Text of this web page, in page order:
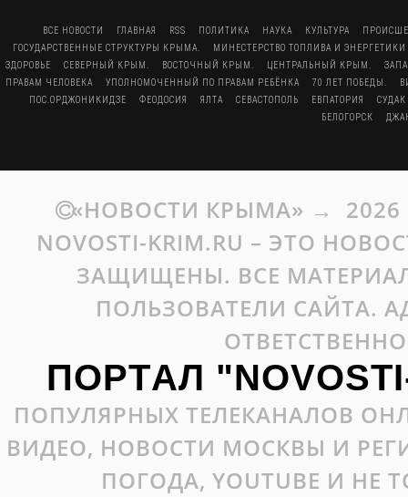
ВСЕ НОВОСТИ ГЛАВНАЯ RSS ПОЛИТИКА НАУКА КУЛЬТУРА
ГОСУДАРСТВЕННЫЕ СТРУКТУРЫ КРЫМА.
МИНЕСТЕРСТВО ТОПЛИВА И
ЗДОРОВЬЕ
СЕВЕРНЫЙ КРЫМ. ВОСТОЧНЫЙ КРЫМ. ЦЕНТРАЛЬНЫЙ КРЫМ.
ПРАВАМ ЧЕЛОВЕКА
УПОЛНОМОЧЕННЫЙ ПО ПРАВАМ РЕБЁНКА 70 ЛЕТ ПОБЕДЫ.
ПОС.ОРДЖОНИКИДЗЕ
ФЕОДОСИЯ ЯЛТА СЕВАСТОПОЛЬ ЕВПАТОРИЯ
СУДАК
БЕЛОГОРСК
«НОВОСТИ КРЫМА» → 2026
NOVOSTI-KRIM.RU – ЭТО
ЗАЩИЩЕНЫ. ВСЕ
ПОЛЬЗОВАТЕЛИ САЙТА.
ПОРТАЛ
ПОПУЛЯРНЫХ ТЕЛЕКАНАЛОВ
ВИДЕО, НОВОСТИ МОСКВЫ И
ПОГОДА, YOUTUBE И